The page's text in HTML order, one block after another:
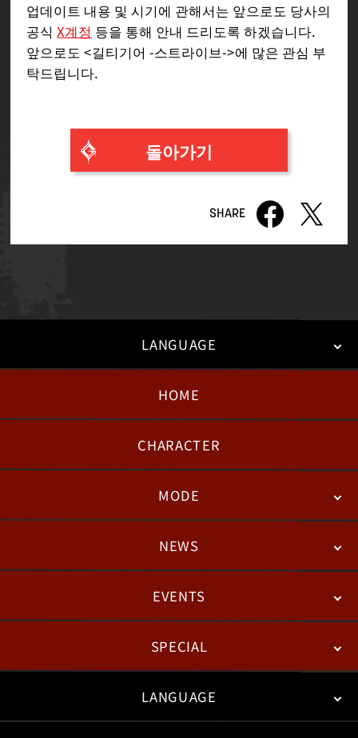
업데이트 내용 및 시기에 관해서는 앞으로도 당사의
공식 X계정 등을 통해 안내 드리도록 하겠습니다.
앞으로도 <길티기어 -스트라이브->에 많은 관심 부
탁드립니다.
돌아가기
LANGUAGE
English
HOME
CHARACTER
MODE
BATTLENEWS
패치노트
EVENTS
ESPORTS
SPECIAL
WEB COMICS
LANGUAGE